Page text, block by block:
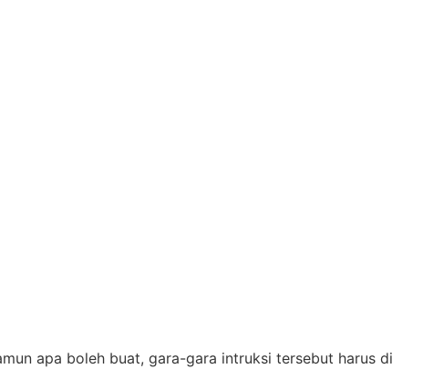
apa boleh buat, gara-gara intruksi tersebut harus di